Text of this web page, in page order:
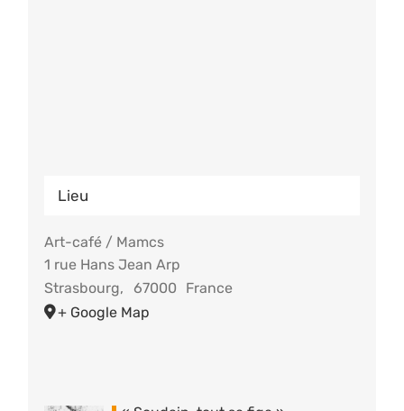
Lieu
Art-café / Mamcs
1 rue Hans Jean Arp
Strasbourg, 67000
France
+ Google Map